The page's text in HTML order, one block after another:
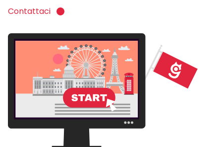
Contattaci